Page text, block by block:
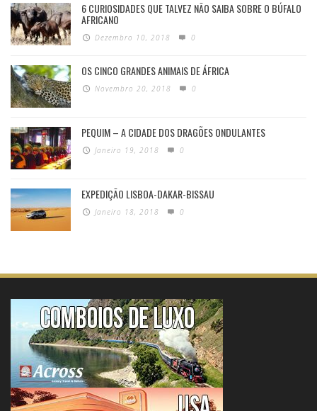
6 CURIOSIDADES QUE TALVEZ NÃO SAIBA SOBRE O BÚFALO
AFRICANO
Dezembro 10, 2018 0
OS CINCO GRANDES ANIMAIS DE ÁFRICA
Novembro 20, 2018 0
PEQUIM – A CIDADE DOS DRAGÕES ONDULANTES
Janeiro 19, 2018 0
EXPEDIÇÃO LISBOA-DAKAR-BISSAU
Janeiro 18, 2018 0